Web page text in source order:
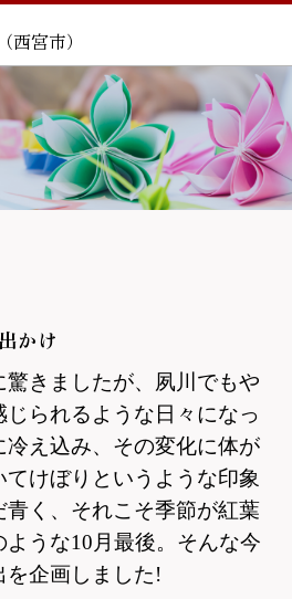
（西宮市）
かけ
きましたが、夙川でもや
じられるような日々になっ
冷え込み、その変化に体が
けぼりというような印象
く、それこそ季節が紅葉
うな10月最後。そんな今
を企画しました!